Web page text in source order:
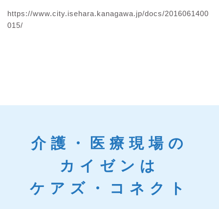
https://www.city.isehara.kanagawa.jp/docs/2016061400
015/
介護・医療現場の
カイゼンは
ケアズ・コネクト